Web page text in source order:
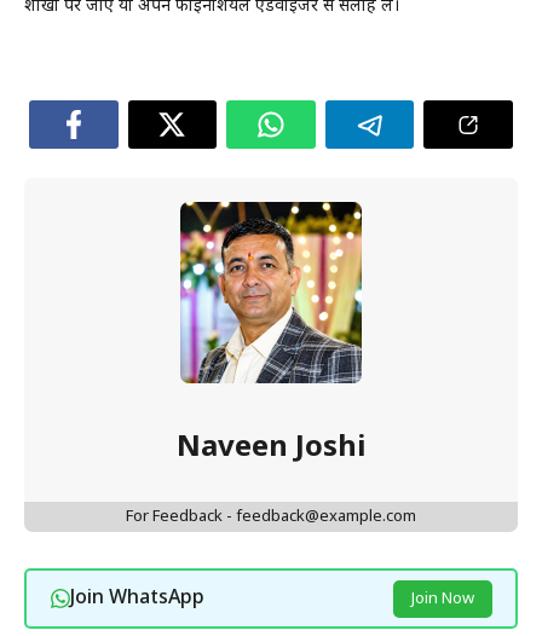
शाखा पर जाएँ या अपने फाइनेंशियल एडवाइजर से सलाह लें।
Naveen Joshi
For Feedback - feedback@example.com
Join WhatsApp Join Now